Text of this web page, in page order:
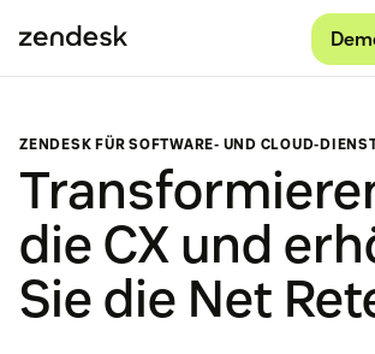
ZENDESK FÜR SOFTWARE- UND CLOUD-
die CX und
Sie die Net